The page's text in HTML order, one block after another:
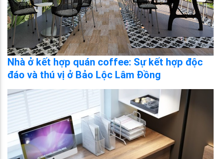
Nhà ở kết hợp quán coffee: Sự kết hợp độc
đáo và thú vị ở Bảo Lộc Lâm Đồng